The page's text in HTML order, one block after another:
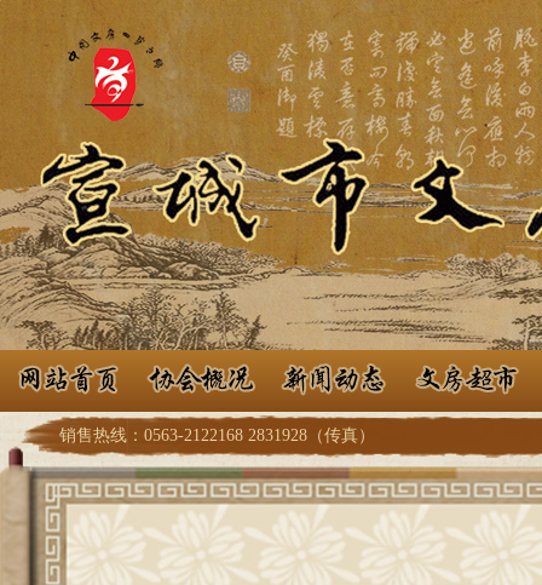
销售热线：0563-2122168 2831928（传真）